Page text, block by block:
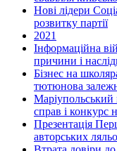
Нові лідери
розвитку партії
2021
Інформаційна
причини і
Бізнес на
тютюнова
Маріупольський
справ і конкурс
Презентація
авторських